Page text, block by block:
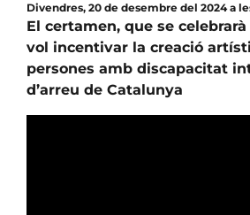
Divendres, 20 de desembre del 2024 a
El certamen, que se
vol incentivar la creació
persones amb discapacitat
d’arreu de Catalunya